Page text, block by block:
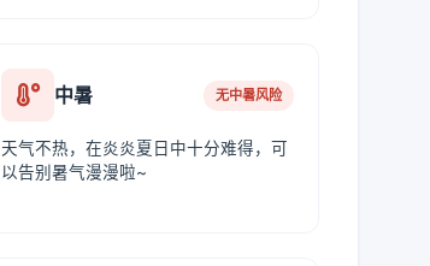
中暑 无中暑风险
天气不热，在炎炎夏日中十分难得，可
以告别暑气漫漫啦~